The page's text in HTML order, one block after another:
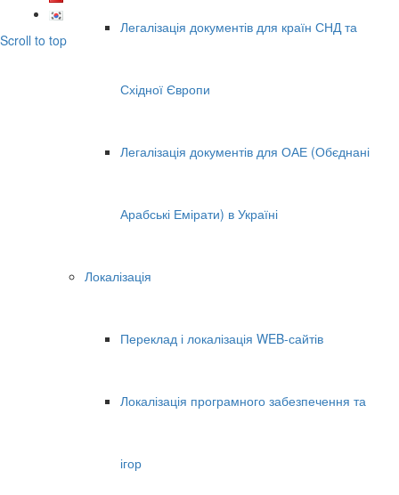
Легалізація документів для країн СНД та
Східної Європи
Легалізація документів для ОАЕ (Обєднані
Арабські Емірати) в Україні
Локалізація
Переклад і локалізація WEB-сайтів
Локалізація програмного забезпечення та
ігор
Scroll to top